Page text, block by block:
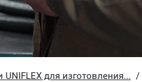
UNIFLEX для изготовления...